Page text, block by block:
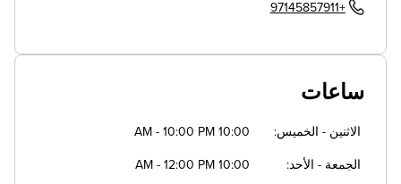
+97145857911
ساعات
الاثنين - الخميس 10:00 AM - 10:00 PM
الجمعة - الأحد 10:00 AM - 12:00 PM